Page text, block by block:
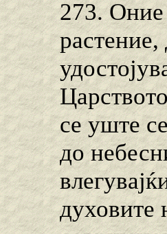
273. Оние
се уште
до
духовите